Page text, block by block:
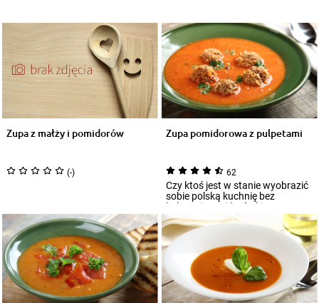
Zupa z małży i pomidorów
(-)
Zupa pomidorowa z pulpetami
62
Czy ktoś jest w stanie wyobrazić
sobie polską kuchnię bez
kultowej pomidorówki? Do tego
smaku zaw...